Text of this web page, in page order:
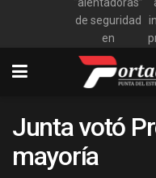
Junta votó
mayoría